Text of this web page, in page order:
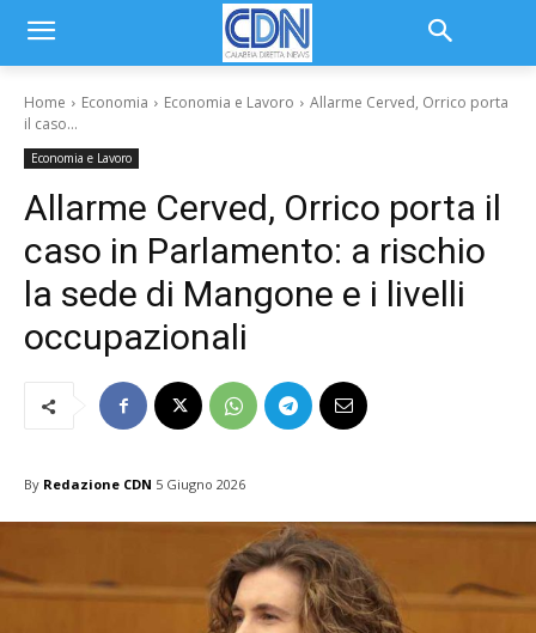
Home Economia Economia e Lavoro
Allarme Cerved, Orrico porta
il caso...
Economia e Lavoro
Allarme Cerved, Orrico porta il
caso in Parlamento: a rischio
la sede di Mangone e i livelli
occupazionali
By Redazione CDN 5 Giugno 2026